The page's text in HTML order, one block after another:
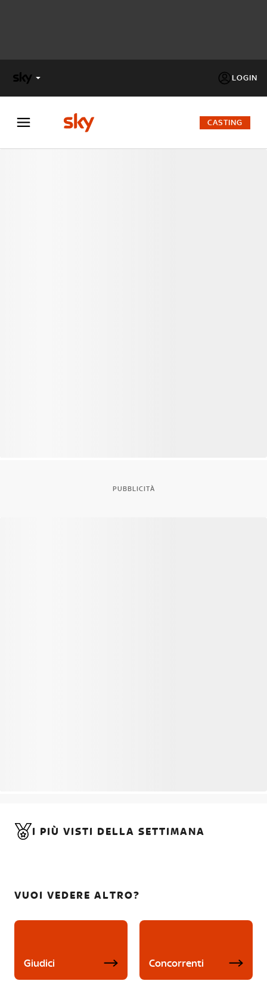
LOGIN
FACTOR
CASTING
PUBBLICITÀ
I PIÙ VISTI DELLA SETTIMANA
VUOI VEDERE ALTRO?
Giudici Concorrenti